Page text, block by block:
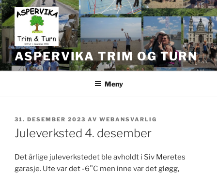
Gå
til
innhold
ASPERVIKA TRIM OG TURN
Meny
PUBLISERT
31. DESEMBER 2023 AV WEBANSVARLIG
Juleverksted 4. desember
Det årlige juleverkstedet ble avholdt i Siv Meretes
garasje. Ute var det -6°C men inne var det gløgg,